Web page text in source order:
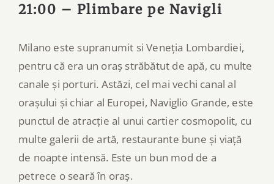
21:00 – Plimbare pe Navigli
Milano este supranumit si Veneția Lombardiei,
pentru că era un oraș străbătut de apă, cu multe
canale și porturi. Astăzi, cel mai vechi canal al
orașului și chiar al Europei, Naviglio Grande, este
punctul de atracție al unui cartier cosmopolit, cu
multe galerii de artă, restaurante bune și viață
de noapte intensă. Este un bun mod de a
petrece o seară în oraș.